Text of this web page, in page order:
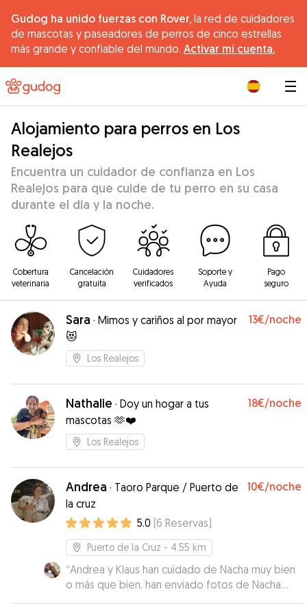
Gudog ha unido fuerzas con Rover, la red de cuidadores
de mascotas y paseadores de perros de cinco estrellas
más grande y confiable del mundo. Activar mi cuenta.
Alojamiento para perros en Los
Realejos
Encuentra un cuidador de confianza en Los
Realejos para que cuide de tu perro en su casa
durante el día y la noche.
Cobertura
veterinaria
Cancelación
gratuita
Cuidadores
verificados
Soporte y
Ayuda
Pago
seguro
Sara · Mimos y cariños al por mayor
😻
13€/noche
Los Realejos
Nathalie · Doy un hogar a tus
mascotas 🫶❤️
18€/noche
Los Realejos
Andrea · Taoro Parque / Puerto de
la cruz
10€/noche
5.0 (6 Reservas)
Puerto de la Cruz - 4.55 km
“Andrea y Klaus han cuidado de Nacha muy bien
o más que bien, han enviado fotos de Nacha
donde se la veía súper feliz. Ellos siempre han